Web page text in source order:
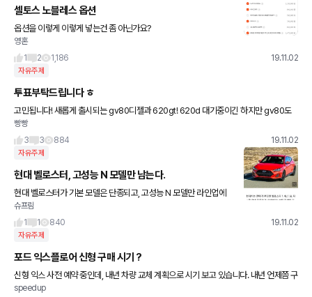
셀토스 노블레스 옵션
옵션을 이렇게 이렇게 넣는건 좀 아닌가요?
영혼
1
2 1,186 19.11.02
자유주제
투표부탁드립니다 ㅎ
고민됩니다! 새롭게 출시되는 gv80디젤과 620gt! 620d 대기중이긴 하지만 gv80도
곧 나오는지라.. 뭐가 더 좋을까요..^^
빵빵
3
3 884 19.11.02
자유주제
현대 벨로스터, 고성능 N 모델만 남는다.
현대 벨로스터가 기본 모델은 단종되고, 고성능 N 모델만 라인업에
남는다고 합니다. 이로써 해치백은 i30, 고성능 컴팩트카는 벨로스터
N으로 해치백 라인업이 재편될 것으로 보입니다.
슈프림
1
1 840 19.11.02
자유주제
포드 익스플로어 신형 구매 시기 ?
신형 익스 사전 예약 중인데, 내년 차량 교체 계획으로 시기 보고 있습니다. 내년 언제쯤 구
매해야, 좋은 조건으로 겟할수 있을지 모르겠네요. 고수님들의 구매시기 조언 부탁드립니
speedup